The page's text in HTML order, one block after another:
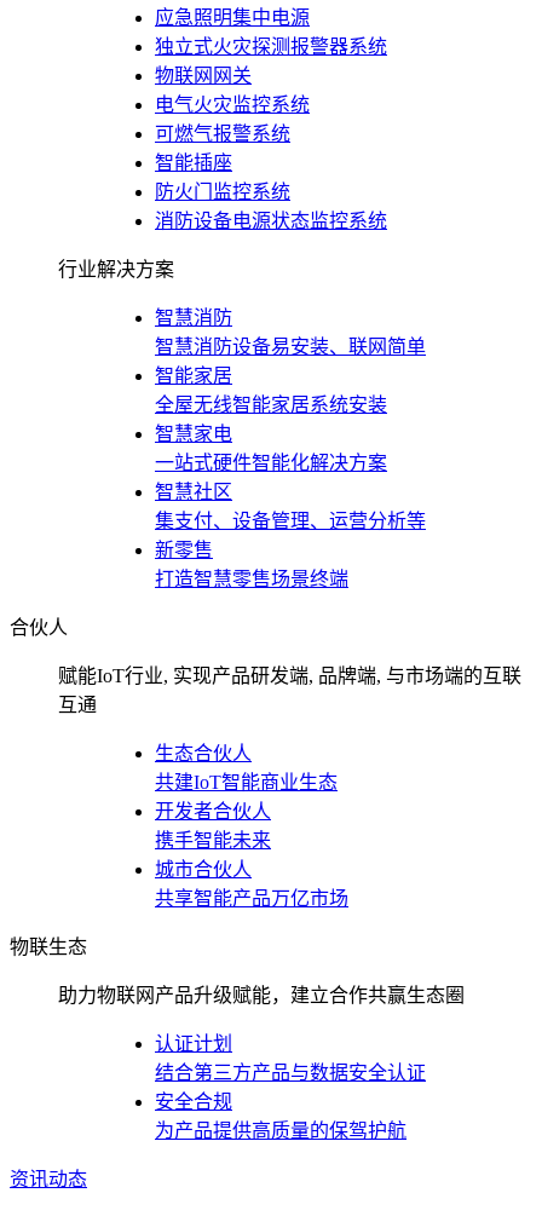
应急照明集中电源
独立式火灾探测报警器系统
物联网网关
电气火灾监控系统
可燃气报警系统
智能插座
防火门监控系统
消防设备电源状态监控系统
行业解决方案
智慧消防
智慧消防设备易安装、联网简单
智能家居
全屋无线智能家居系统安装
智慧家电
一站式硬件智能化解决方案
智慧社区
集支付、设备管理、运营分析等
新零售
打造智慧零售场景终端
合伙人
赋能IoT行业, 实现产品研发端, 品牌端, 与市场端的互联
互通
生态合伙人
共建IoT智能商业生态
开发者合伙人
携手智能未来
城市合伙人
共享智能产品万亿市场
物联生态
助力物联网产品升级赋能，建立合作共赢生态圈
认证计划
结合第三方产品与数据安全认证
安全合规
为产品提供高质量的保驾护航
资讯动态